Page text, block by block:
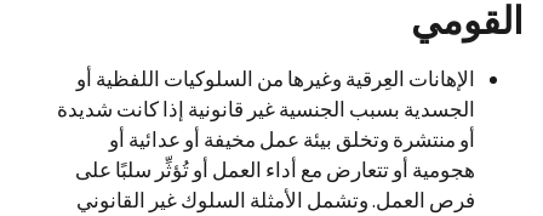
القومي
الإهانات العِرقية وغيرها من السلوكيات اللفظية أو
الجسدية بسبب الجنسية غير قانونية إذا كانت شديدة
أو منتشرة وتخلق بيئة عمل مخيفة أو عدائية أو
هجومية أو تتعارض مع أداء العمل أو تُؤثِّر سلبًا على
فرص العمل. وتشمل الأمثلة السلوك غير القانوني